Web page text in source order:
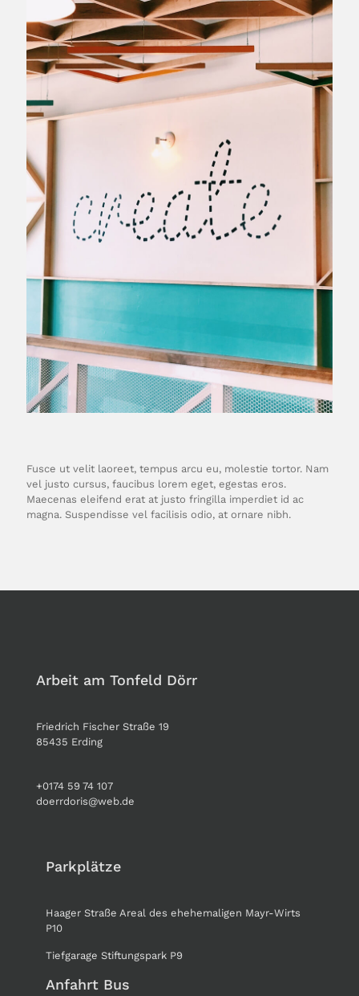
Fusce ut velit laoreet, tempus arcu eu, molestie tortor. Nam
vel justo cursus, faucibus lorem eget, egestas eros.
Maecenas eleifend erat at justo fringilla imperdiet id ac
magna. Suspendisse vel facilisis odio, at ornare nibh.
Arbeit am Tonfeld Dörr
Friedrich Fischer Straße 19
85435 Erding
+0174 59 74 107
doerrdoris@web.de
Parkplätze
Haager Straße Areal des ehehemaligen Mayr-Wirts
P10
Tiefgarage Stiftungspark P9
Anfahrt Bus